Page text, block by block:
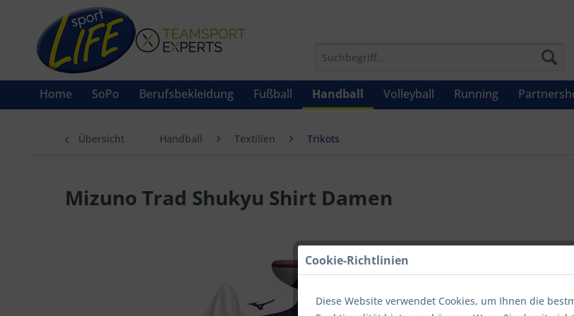
Home SoPo Berufsbekleidung Fußball Handball Volleyball Running
Übersicht Handball Textilien Trikots
Mizuno Trad Shukyu Shirt Damen
Cookie-Richtlinien
Diese Website verwendet Cookies, um Ihnen die